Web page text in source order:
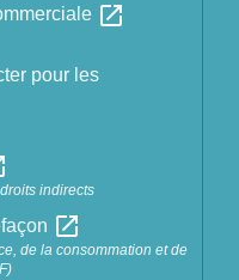
open_in_new
pour les
indirects
open_in_new
de la consommation et de